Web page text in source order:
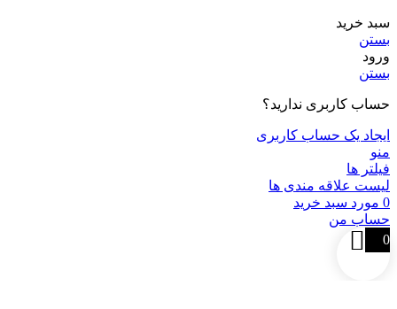
سبد خرید
بستن
ورود
بستن
حساب کاربری ندارید؟
ایجاد یک حساب کاربری
منو
فیلتر ها
لیست علاقه مندی ها
0 مورد سبد خرید
حساب من
0